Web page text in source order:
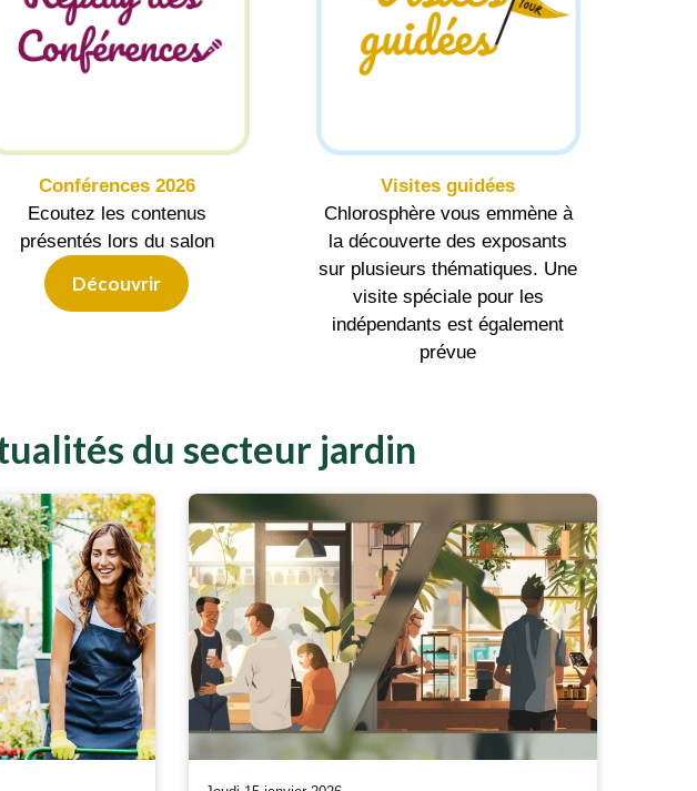
Conférences 2026
Ecoutez les contenus
présentés lors du salon
Découvrir
Visites guidées
Chlorosphère vous emmène à
la découverte des exposants
sur plusieurs thématiques. Une
visite spéciale pour les
indépendants est également
prévue
du secteur jardin